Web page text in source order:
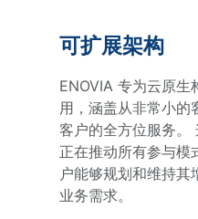
可扩展架构
ENOVIA 专为云原生
用，涵盖从非常小的
客户的全方位服务。
正在推动所有参与模
户能够规划和维持其
业务需求。